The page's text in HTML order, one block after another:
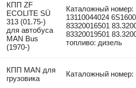
КПП ZF
ECOLITE SÜ
313 (01.75-)
для автобуса
MAN Bus
(1970-)
Каталожный номер:
13110044024
83320016501
83320019501
топливо: дизель
КПП MAN для
грузовика
Каталожный номер: